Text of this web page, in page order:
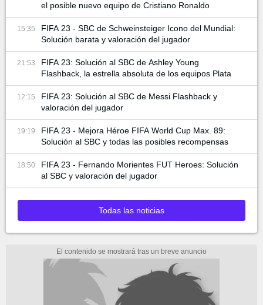
el posible nuevo equipo de Cristiano Ronaldo
15:35
FIFA 23 - SBC de Schweinsteiger Icono del Mundial:
Solución barata y valoración del jugador
21:53
FIFA 23: Solución al SBC de Ashley Young
Flashback, la estrella absoluta de los equipos Plata
12:15
FIFA 23: Solución al SBC de Messi Flashback y
valoración del jugador
19:19
FIFA 23 - Mejora Héroe FIFA World Cup Max. 89:
Solución al SBC y todas las posibles recompensas
18:50
FIFA 23 - Fernando Morientes FUT Heroes: Solución
al SBC y valoración del jugador
Todas las noticias